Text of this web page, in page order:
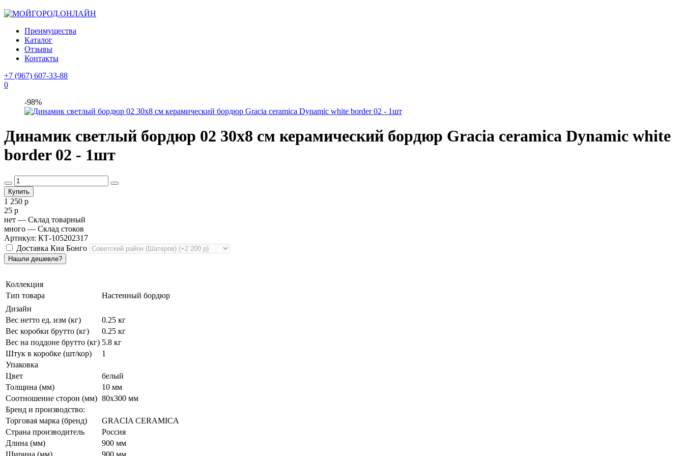
Преимущества
Каталог
Отзывы
Контакты
+7 (967) 607-33-88
0
-98%
Динамик светлый бордюр 02 30х8 см керамический бордюр Gracia ceramica Dynamic white
border 02 - 1шт
1 250 р
25 р
нет — Склад товарный
много — Склад стоков
Артикул: КТ-105202317
Доставка Киа Бонго
Коллекция
Тип товара
Настенный бордюр
Дизайн
Вес нетто ед. изм (кг)
0.25 кг
Вес коробки брутто (кг)
0.25 кг
Вес на поддоне брутто (кг) 5.8 кг
Штук в коробке (шт/кор)
1
Упаковка
Цвет
белый
Толщина (мм)
10 мм
Соотношение сторон (мм) 80x300 мм
Бренд и производство:
Торговая марка (бренд)
GRACIA CERAMICA
Страна производитель
Россия
Длина (мм)
900 мм
Ширина (мм)
900 мм